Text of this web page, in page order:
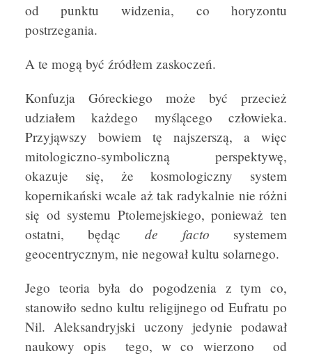
od punktu widzenia, co horyzontu
postrzegania.
A te mogą być źródłem zaskoczeń.
Konfuzja Góreckiego może być przecież
udziałem każdego myślącego człowieka.
Przyjąwszy bowiem tę najszerszą, a więc
mitologiczno-symboliczną perspektywę,
okazuje się, że kosmologiczny system
kopernikański wcale aż tak radykalnie nie różni
się od systemu Ptolemejskiego, ponieważ ten
ostatni, będąc de facto systemem
geocentrycznym, nie negował kultu solarnego.
Jego teoria była do pogodzenia z tym co,
stanowiło sedno kultu religijnego od Eufratu po
Nil. Aleksandryjski uczony jedynie podawał
naukowy opis tego, w co wierzono od